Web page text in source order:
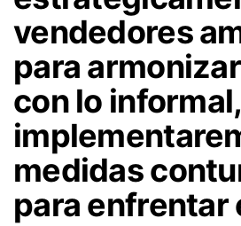
vendedores
para
con lo
medidas
para enfrentar